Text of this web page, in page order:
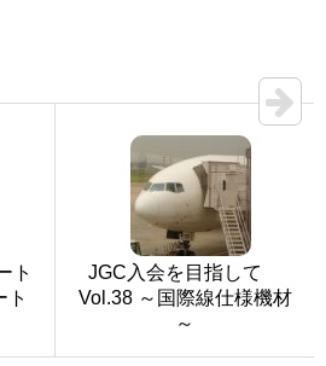
ト
ト
JGC入会を目指して
Vol.38 ～国際線仕様機材
～